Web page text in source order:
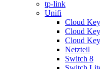
tp-link
Unifi
Cloud Key
Cloud
Cloud
Netzteil
Switch 8